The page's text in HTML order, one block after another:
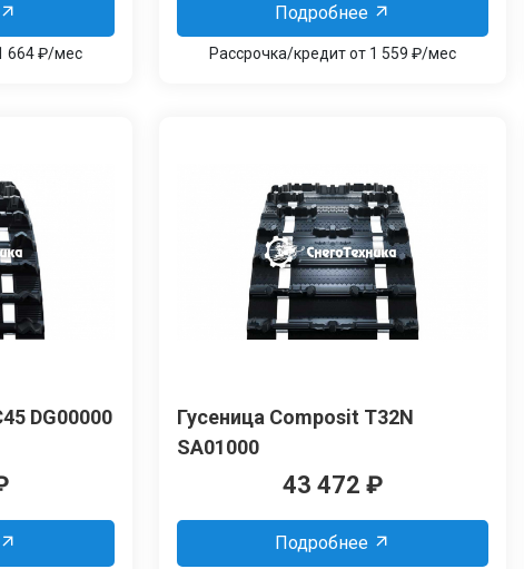
664 ₽/мес
Подробнее
Рассрочка/кредит от 1 559 ₽/мес
DG00000
Гусеница Composit T32N
SА01000
43 472 ₽
Подробнее